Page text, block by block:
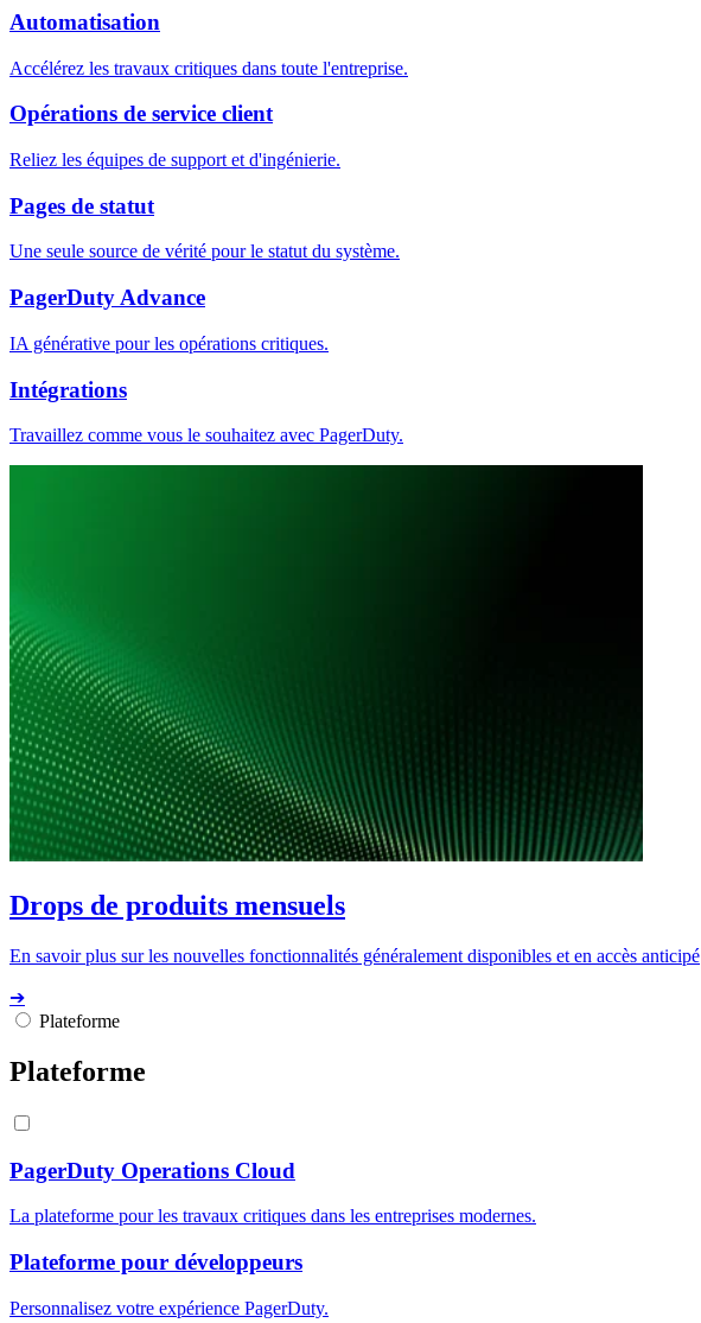
Automatisation
Accélérez les travaux critiques dans toute l'entreprise.
Opérations de service client
Reliez les équipes de support et d'ingénierie.
Pages de statut
Une seule source de vérité pour le statut du système.
PagerDuty Advance
IA générative pour les opérations critiques.
Intégrations
Travaillez comme vous le souhaitez avec PagerDuty.
Drops de produits mensuels
En savoir plus sur les nouvelles fonctionnalités généralement disponibles et en accès anticipé
➔
Plateforme
Plateforme
PagerDuty Operations Cloud
La plateforme pour les travaux critiques dans les entreprises modernes.
Plateforme pour développeurs
Personnalisez votre expérience PagerDuty.